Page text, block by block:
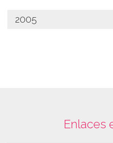
2005
Enlaces